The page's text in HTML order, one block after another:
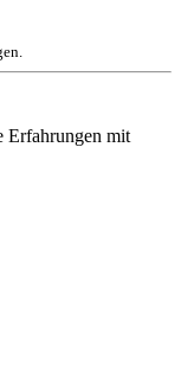
Erfahrungen mit